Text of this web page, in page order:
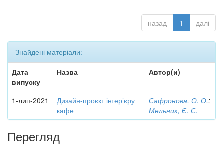
назад 1 далі
Знайдені матеріали:
Дата
випуску
Назва Автор(и)
1-лип-2021
Дизайн-проєкт інтер’єру
кафе
Сафронова, О. О.;
Мельник, Є. С.
Перегляд